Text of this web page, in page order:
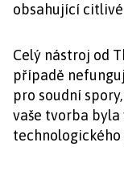
obsahující
Celý nástroj od
případě
pro soudní
vaše tvorba